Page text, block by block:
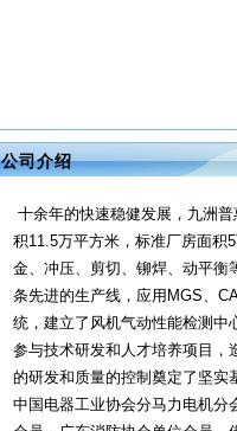
公司介绍
十余年的快速稳健发展，九洲
积11.5万平方米，标准厂房面积
金、冲压、剪切、铆焊、动平衡
条先进的生产线，应用MGS、
统，建立了风机气动性能检测中
参与技术研发和人才培养项目，
的研发和质量的控制奠定了坚实
中国电器工业协会分马力电机分